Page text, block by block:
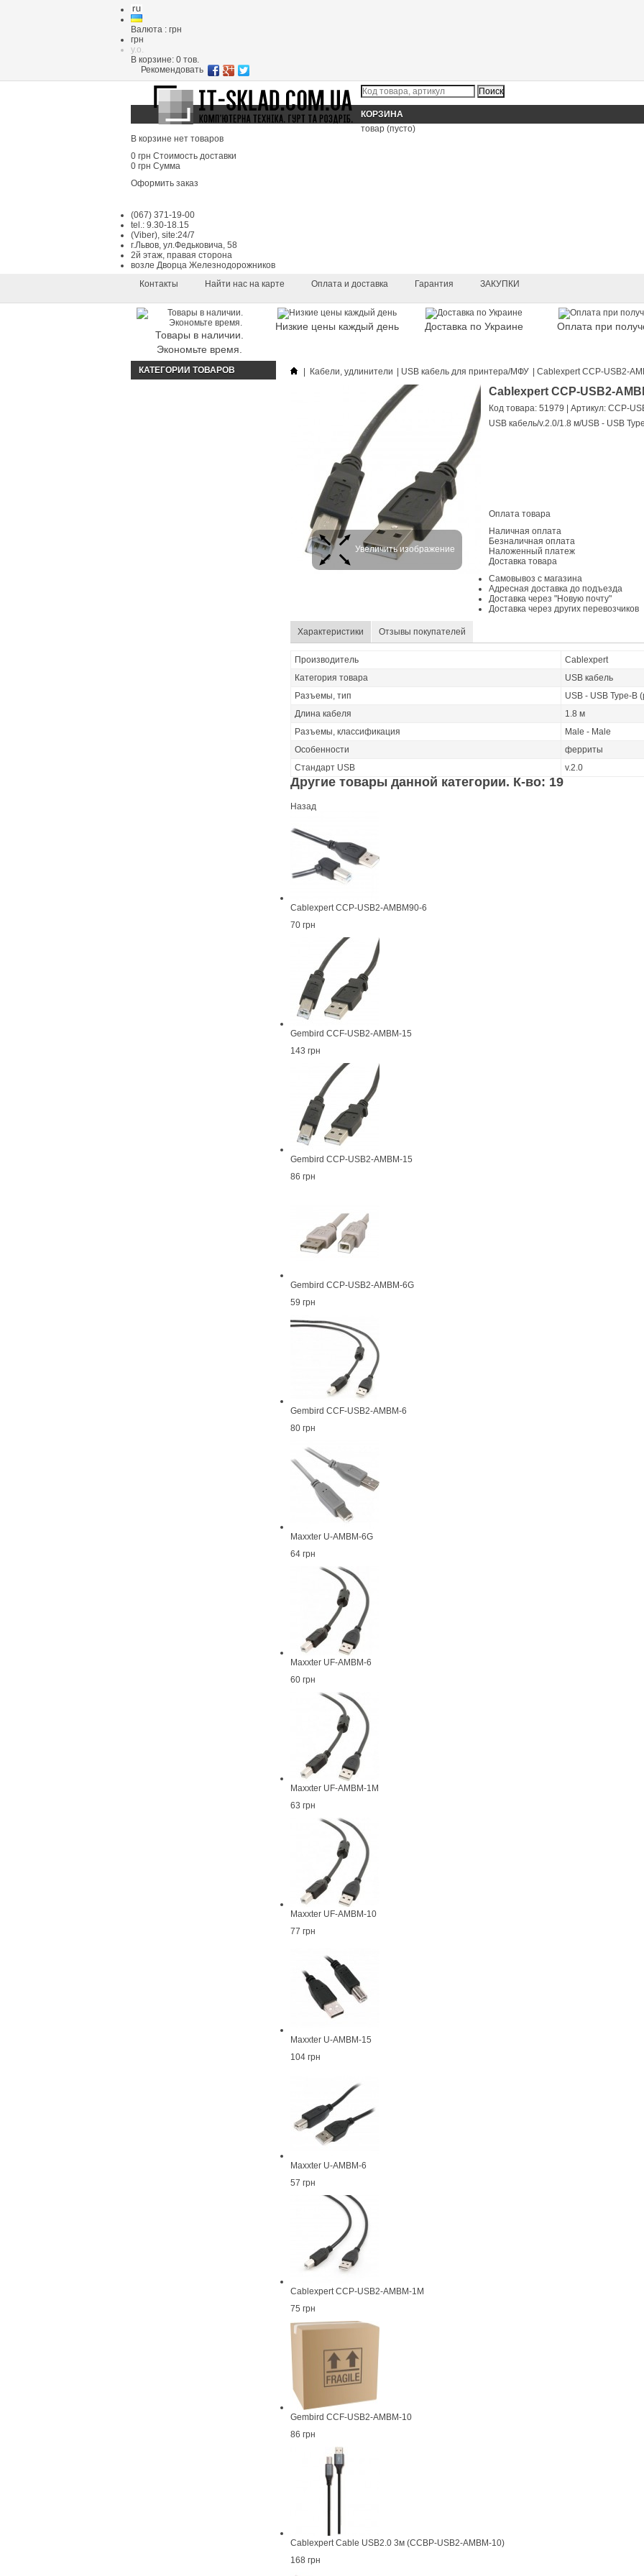
Валюта : грн
грн
y.o.
В корзине: 0 тов.
Рекомендовать
КОРЗИНА
товар (пусто)
В корзине нет товаров
0 грн Стоимость доставки
0 грн Сумма
Оформить заказ
(067) 371-19-00
tel.: 9.30-18.15
(Viber), site:24/7
г.Львов, ул.Федьковича, 58
2й этаж, правая сторона
возле Дворца Железнодорожников
Контакты
Найти нас на карте Оплата и доставка Гарантия ЗАКУПКИ
Товары в наличии.
Экономьте время.
Низкие цены каждый день Доставка по Украине Оплата при
КАТЕГОРИИ ТОВАРОВ Кабели, удлинители USB кабель для принтера/МФУ Cablexpert CCP-USB2-
Увеличить изображение
Cablexpert CCP-USB2-
Код товара: 51979 | Артикул: CCP-
USB кабель/v.2.0/1.8 м/USB - USB
Оплата товара
Наличная оплата
Безналичная оплата
Наложенный платеж
Доставка товара
Самовывоз с магазина
Адресная доставка до подъезда
Доставка через "Новую почту"
Доставка через других перевозчиков
Характеристики Отзывы покупателей
Производитель
Cablexpert
Категория товара
USB кабель
Разъемы, тип
USB - USB Type-B
Длина кабеля
1.8 м
Разъемы, классификация
Male - Male
Особенности
ферриты
Стандарт USB
v.2.0
Другие товары данной категории. К-во: 19
Назад
Cablexpert CCP-USB2-AMBM90-6
70 грн
Gembird CCF-USB2-AMBM-15
143 грн
Gembird CCP-USB2-AMBM-15
86 грн
Gembird CCP-USB2-AMBM-6G
59 грн
Gembird CCF-USB2-AMBM-6
80 грн
Maxxter U-AMBM-6G
64 грн
Maxxter UF-AMBM-6
60 грн
Maxxter UF-AMBM-1M
63 грн
Maxxter UF-AMBM-10
77 грн
Maxxter U-AMBM-15
104 грн
Maxxter U-AMBM-6
57 грн
Cablexpert CCP-USB2-AMBM-1M
75 грн
Gembird CCF-USB2-AMBM-10
86 грн
Cablexpert Cable USB2.0 3м (CCBP-USB2-AMBM-10)
168 грн